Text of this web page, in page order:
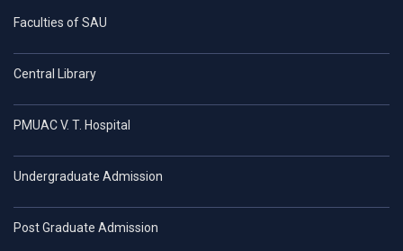
Faculties of SAU
Central Library
PMUAC V. T. Hospital
Undergraduate Admission
Post Graduate Admission